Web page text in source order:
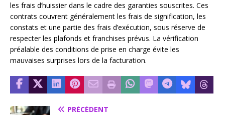
les frais d’huissier dans le cadre des garanties souscrites. Ces
contrats couvrent généralement les frais de signification, les
constats et une partie des frais d’exécution, sous réserve de
respecter les plafonds et franchises prévus. La vérification
préalable des conditions de prise en charge évite les
mauvaises surprises lors de la facturation.
PRÉCÉDENT